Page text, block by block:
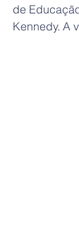
de
Kennedy. A